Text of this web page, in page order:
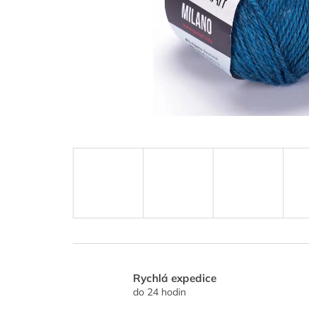
Rychlá expedice
do 24 hodin